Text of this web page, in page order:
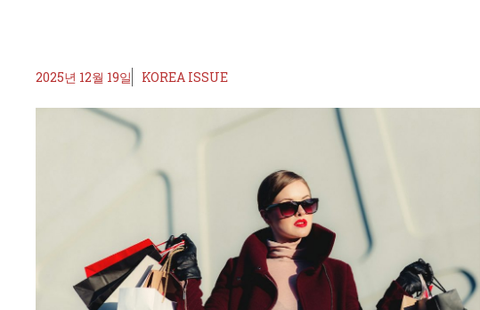
2025년 12월 19일 KOREA ISSUE